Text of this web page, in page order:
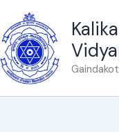
to
content